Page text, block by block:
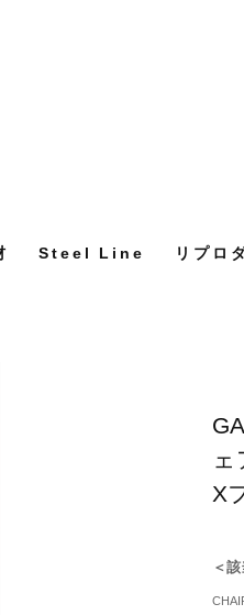
Steel Line リプロ
X
＜